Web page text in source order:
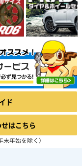
ド
はこちら
年始を除く）